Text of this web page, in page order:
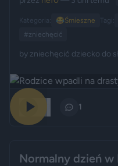
Kategoria: 😂Śmieszne Tagi:
#zniechęcić
by zniechęcić dziecko do
1
Normalny dzień w